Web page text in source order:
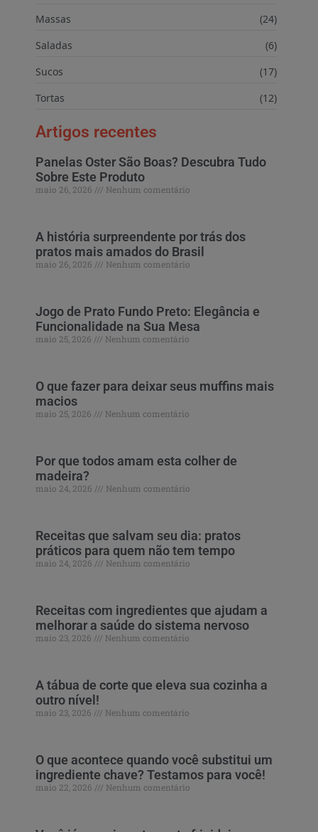
Massas
(24)
Saladas
(6)
Sucos
(17)
Tortas
(12)
Artigos recentes
Panelas Oster São Boas? Descubra Tudo
Sobre Este Produto
maio 26, 2026 Nenhum comentário
A história surpreendente por trás dos
pratos mais amados do Brasil
maio 26, 2026 Nenhum comentário
Jogo de Prato Fundo Preto: Elegância e
Funcionalidade na Sua Mesa
maio 25, 2026 Nenhum comentário
O que fazer para deixar seus muffins mais
macios
maio 25, 2026 Nenhum comentário
Por que todos amam esta colher de
madeira?
maio 24, 2026 Nenhum comentário
Receitas que salvam seu dia: pratos
práticos para quem não tem tempo
maio 24, 2026 Nenhum comentário
Receitas com ingredientes que ajudam a
melhorar a saúde do sistema nervoso
maio 23, 2026 Nenhum comentário
A tábua de corte que eleva sua cozinha a
outro nível!
maio 23, 2026 Nenhum comentário
O que acontece quando você substitui um
ingrediente chave? Testamos para você!
maio 22, 2026 Nenhum comentário